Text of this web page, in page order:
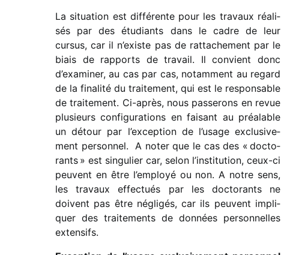
La situa­tion est diffé­rente pour les travaux réali­
sés par des étudiants dans le cadre de leur
cursus, car il n’existe pas de ratta­che­ment par le
biais de rapports de travail. Il convient donc
d’examiner, au cas par cas, notam­ment au regard
de la fina­lité du trai­te­ment, qui est le respon­sable
de trai­te­ment. Ci-après, nous passe­rons en revue
plusieurs confi­gu­ra­tions en faisant au préa­lable
un détour par l’exception de l’usage exclu­si­ve­
ment person­nel. A noter que le cas des « docto­
rants » est singu­lier car, selon l’institution, ceux-ci
peuvent en être l’employé ou non. A notre sens,
les travaux effec­tués par les docto­rants ne
doivent pas être négli­gés, car ils peuvent impli­
quer des trai­te­ments de données person­nelles
extensifs.